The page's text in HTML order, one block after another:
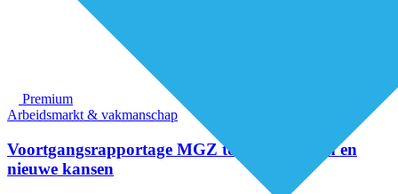
Premium
Arbeidsmarkt & vakmanschap
Voortgangsrapportage MGZ toont resultaten en
nieuwe kansen